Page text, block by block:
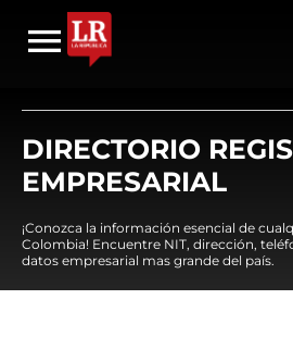
DIRECTORIO
EMPRESARIAL
¡Conozca la información esencial de
Colombia! Encuentre NIT, dirección,
datos empresarial mas grande del país.